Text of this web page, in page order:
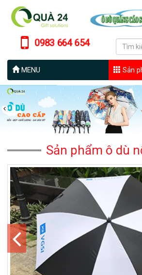
0983 664 654
MENU Sản
Sản phẩm ô dù